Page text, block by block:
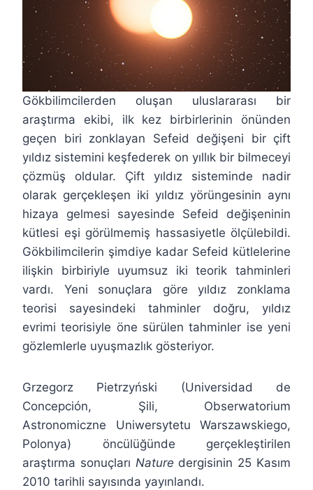
Gökbilimcilerden oluşan uluslararası bir
araştırma ekibi, ilk kez birbirlerinin önünden
geçen biri zonklayan Sefeid değişeni bir çift
yıldız sistemini keşfederek on yıllık bir bilmeceyi
çözmüş oldular. Çift yıldız sisteminde nadir
olarak gerçekleşen iki yıldız yörüngesinin aynı
hizaya gelmesi sayesinde Sefeid değişeninin
kütlesi eşi görülmemiş hassasiyetle ölçülebildi.
Gökbilimcilerin şimdiye kadar Sefeid kütlelerine
ilişkin birbiriyle uyumsuz iki teorik tahminleri
vardı. Yeni sonuçlara göre yıldız zonklama
teorisi sayesindeki tahminler doğru, yıldız
evrimi teorisiyle öne sürülen tahminler ise yeni
gözlemlerle uyuşmazlık gösteriyor.
Grzegorz Pietrzyński (Universidad de
Concepción, Şili, Obserwatorium
Astronomiczne Uniwersytetu Warszawskiego,
Polonya) öncülüğünde gerçekleştirilen
araştırma sonuçları Nature dergisinin 25 Kasım
2010 tarihli sayısında yayınlandı.